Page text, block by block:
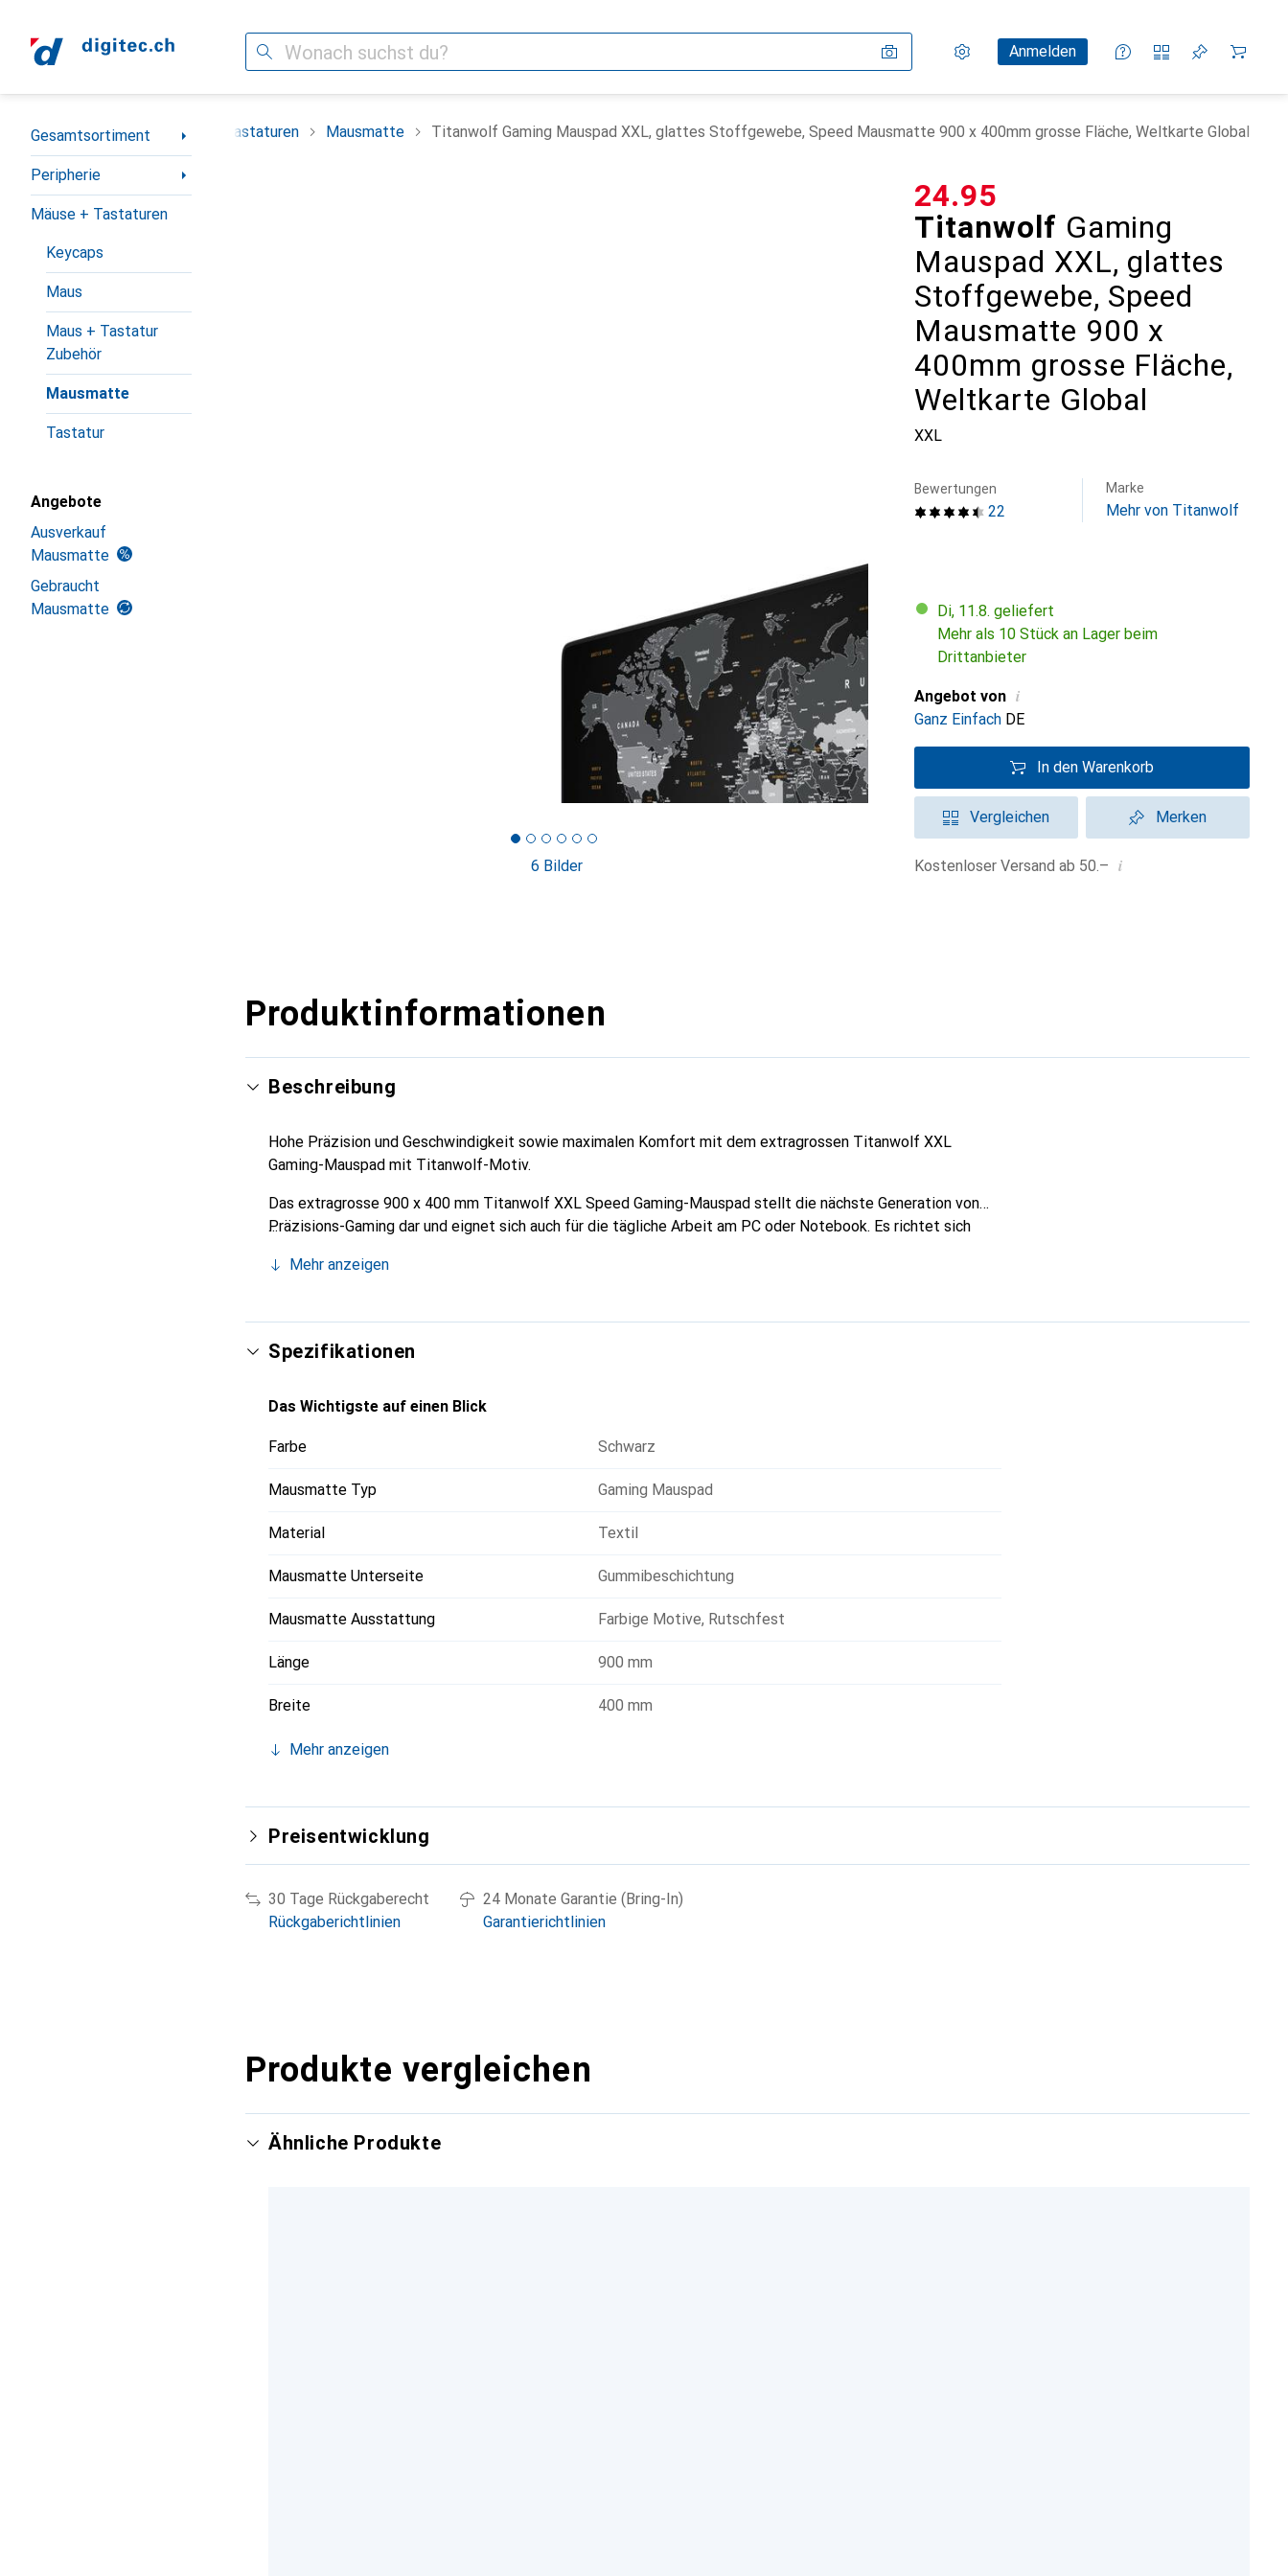
Suche Einstellungen
KundenkontoAnmelden
Vergleichslisten
Merklisten
Warenkorb
Navigation nach Kategorien
Gesamtsortiment
Peripherie
Mäuse + Tastaturen
Keycaps
Maus
Maus + Tastatur
Zubehör
Mausmatte
Tastatur
Angebote
Ausverkauf
Mausmatte
Gebraucht
Mausmatte
Peripherie Mäuse + Tastaturen Mausmatte Titanwolf Gaming Mauspad XXL, glattes Stoffgewebe, Speed Mausmatte 900 x 400mm grosse Fläche, Weltkarte Global
6 Bilder
Titanwolf Gaming
Mauspad XXL, glattes
Stoffgewebe, Speed
Mausmatte 900 x
400mm grosse Fläche,
Weltkarte Global
XXL
CHF
24.95
22
Bewertungen Marke
Mehr von Titanwolf
Di, 11.8. geliefert
Mehr als 10 Stück an Lager beim
Drittanbieter
Angebot von i
Ganz Einfach DE
In den Warenkorb
Vergleichen Merken
Kostenloser Versand ab 50.– i
Produktinformationen
Beschreibung
Hohe Präzision und Geschwindigkeit sowie maximalen Komfort mit dem extragrossen Titanwolf XXL
Gaming-Mauspad mit Titanwolf-Motiv.
Das extragrosse 900 x 400 mm Titanwolf XXL Speed Gaming-Mauspad stellt die nächste Generation von
Präzisions-Gaming dar und eignet sich auch für die tägliche Arbeit am PC oder Notebook. Es richtet sich
robuste Tischpad bietet zahlreiche Vorteile, die ein uneingeschränktes Gaming-Vergnügen und
Mehr anzeigen
Spezifikationen
Das Wichtigste auf einen Blick
Farbe Schwarz
Mausmatte Typ Gaming Mauspad
Material Textil
Mausmatte Unterseite Gummibeschichtung
Mausmatte Ausstattung Farbige Motive, Rutschfest
Länge 900 mm
Breite 400 mm
Mehr anzeigen
Preisentwicklung
30 Tage Rückgaberecht
Rückgaberichtlinien
24 Monate Garantie (Bring-In)
Garantierichtlinien
Produkte vergleichen
Ähnliche Produkte